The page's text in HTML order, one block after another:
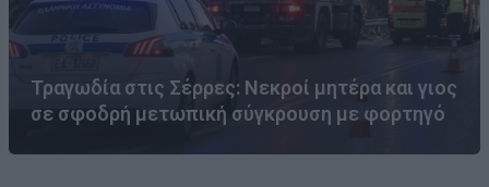
Τραγωδία στις Σέρρες: Νεκροί μητέρα και γιος
σε σφοδρή μετωπική σύγκρουση με φορτηγό